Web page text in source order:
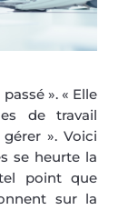
». « Elle
de travail
». Voici
se heurte la
point que
sur la